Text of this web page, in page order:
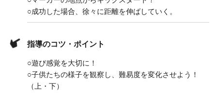
○成功した場合、徐々に距離を伸ばしていく。
指導のコツ・ポイント
○遊び感覚を大切に！
○子供たちの様子を観察し、難易度を変化させよう！
（上・下）